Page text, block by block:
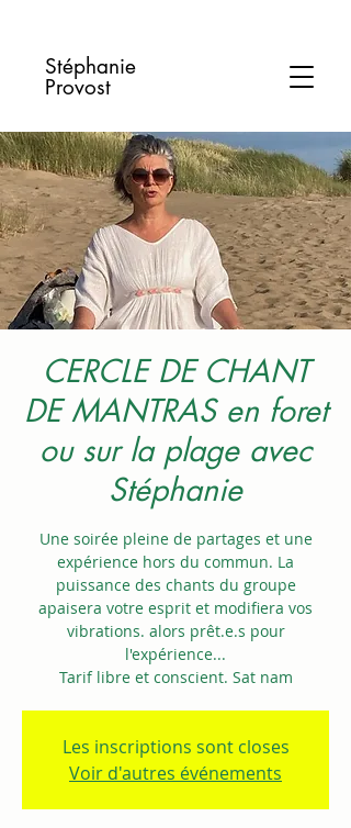
Stéphanie
Provost
CERCLE DE CHANT
DE MANTRAS en foret
ou sur la plage avec
Stéphanie
Une soirée pleine de partages et une
expérience hors du commun. La
puissance des chants du groupe
apaisera votre esprit et modifiera vos
vibrations. alors prêt.e.s pour
l'expérience...
Tarif libre et conscient. Sat nam
Les inscriptions sont closes
Voir d'autres événements